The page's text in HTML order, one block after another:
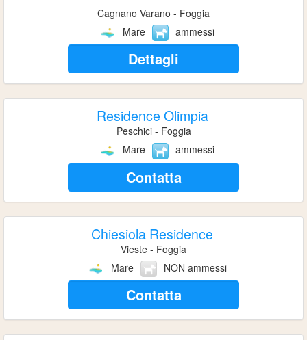
Cagnano Varano - Foggia
Mare
ammessi
Dettagli
Residence Olimpia
Peschici - Foggia
Mare
ammessi
Contatta
Chiesiola Residence
Vieste - Foggia
Mare
NON ammessi
Contatta